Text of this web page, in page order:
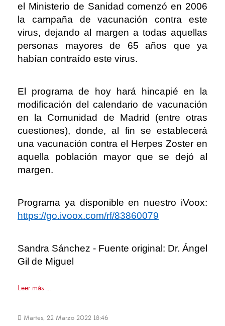
el Ministerio de Sanidad comenzó en 2006
la campaña de vacunación contra este
virus, dejando al margen a todas aquellas
personas mayores de 65 años que ya
habían contraído este virus.
El programa de hoy hará hincapié en la
modificación del calendario de vacunación
en la Comunidad de Madrid (entre otras
cuestiones), donde, al fin se establecerá
una vacunación contra el Herpes Zoster en
aquella población mayor que se dejó al
margen.
Programa ya disponible en nuestro iVoox:
https://go.ivoox.com/rf/83860079
Sandra Sánchez - Fuente original: Dr. Ángel
Gil de Miguel
Leer más ...
Martes, 22 Marzo 2022 18:46